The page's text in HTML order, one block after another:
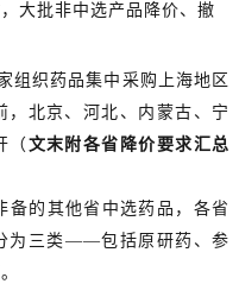
批非中选产品降价、撤
组织药品集中采购上海地区
，北京、河北、内蒙古、宁
（ 文末附各省降价要求汇总
备的其他省中选药品，各省
为三类——包括原研药、参